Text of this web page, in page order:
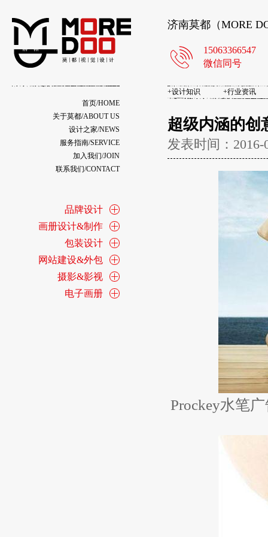
首页/HOME
关于莫都/ABOUT US
设计之家/NEWS
服务指南/SERVICE
加入我们/JOIN
联系我们/CONTACT
品牌设计
画册设计&制作
包装设计
网站建设&外包
摄影&影视
电子画册
济南莫都（MORE
15063366547
微信同号
+设计知识 +行业资讯
超级内涵的创
发表时间：
Prockey水笔